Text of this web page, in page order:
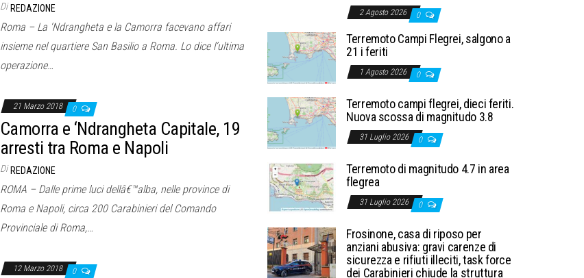
Di REDAZIONE
Roma – La ‘Ndrangheta e la Camorra facevano affari
insieme nel quartiere San Basilio a Roma. Lo dice l’ultima
operazione…
21 Marzo 2018 0
Camorra e ‘Ndrangheta Capitale, 19
arresti tra Roma e Napoli
Di REDAZIONE
ROMA – Dalle prime luci dellâ€™alba, nelle province di
Roma e Napoli, circa 200 Carabinieri del Comando
Provinciale di Roma,…
12 Marzo 2018 0
2 Agosto 2026 0
Terremoto Campi Flegrei, salgono a
21 i feriti
1 Agosto 2026 0
Terremoto campi flegrei, dieci feriti.
Nuova scossa di magnitudo 3.8
31 Luglio 2026 0
Terremoto di magnitudo 4.7 in area
flegrea
31 Luglio 2026 0
Frosinone, casa di riposo per
anziani abusiva: gravi carenze di
sicurezza e rifiuti illeciti, task force
dei Carabinieri chiude la struttura